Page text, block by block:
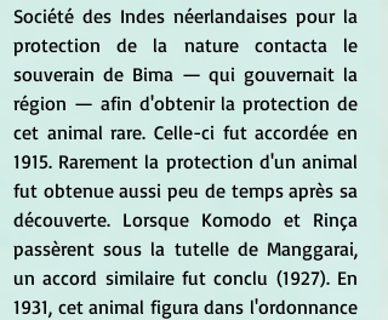
Société des Indes néerlandaises pour la
protection de la nature contacta le
souverain de Bima — qui gouvernait la
région — afin d'obtenir la protection de
cet animal rare. Celle-ci fut accordée en
1915. Rarement la protection d'un animal
fut obtenue aussi peu de temps après sa
découverte. Lorsque Komodo et Rinça
passèrent sous la tutelle de Manggarai,
un accord similaire fut conclu (1927). En
1931, cet animal figura dans l'ordonnance